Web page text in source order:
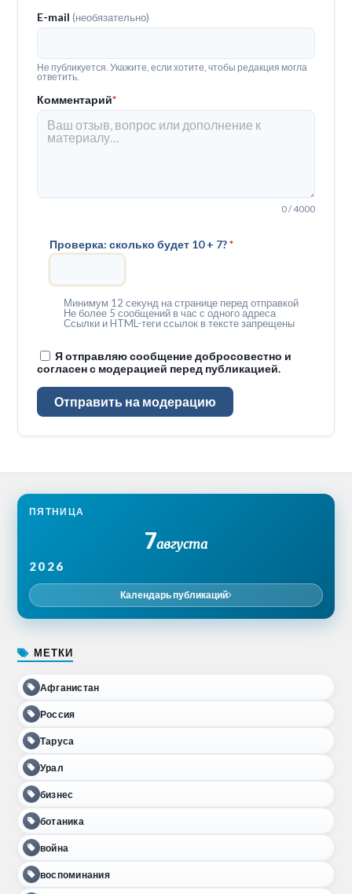
E-mail(необязательно)
Не публикуется. Укажите, если хотите, чтобы редакция могла
ответить.
Комментарий*
0 / 4000
Проверка: сколько будет 10 + 7?*
Минимум 12 секунд на странице перед отправкой
Не более 5 сообщений в час с одного адреса
Ссылки и HTML-теги ссылок в тексте запрещены
Я отправляю сообщение добросовестно и
согласен с модерацией перед публикацией.
Отправить на модерацию
ПЯТНИЦА
7августа
2026
Календарь публикаций
МЕТКИ
Афганистан
Россия
Таруса
Урал
бизнес
ботаника
война
воспоминания